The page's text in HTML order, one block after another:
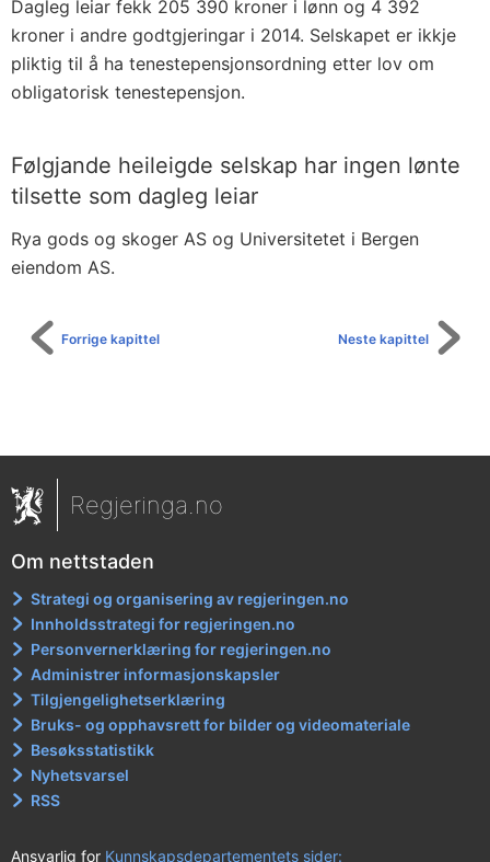
Dagleg leiar fekk 205 390 kroner i lønn og 4 392
kroner i andre godtgjeringar i 2014. Selskapet er ikkje
pliktig til å ha tenestepensjonsordning etter lov om
obligatorisk tenestepensjon.
Følgjande heileigde selskap har ingen lønte
tilsette som dagleg leiar
Rya gods og skoger AS og Universitetet i Bergen
eiendom AS.
Neste kapittel
Forrige kapittel
Regjeringa.no
Om nettstaden
Strategi og organisering av regjeringen.no
Innholdsstrategi for regjeringen.no
Personvernerklæring for regjeringen.no
Administrer informasjonskapsler
Tilgjengelighetserklæring
Bruks- og opphavsrett for bilder og videomateriale
Besøksstatistikk
Nyhetsvarsel
RSS
Ansvarlig for Kunnskapsdepartementets sider: